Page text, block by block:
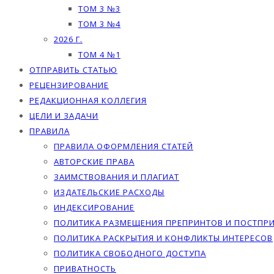
ТОМ 3 №3
ТОМ 3 №4
2026 Г.
ТОМ 4 №1
ОТПРАВИТЬ СТАТЬЮ
РЕЦЕНЗИРОВАНИЕ
РЕДАКЦИОННАЯ КОЛЛЕГИЯ
ЦЕЛИ И ЗАДАЧИ
ПРАВИЛА
ПРАВИЛА ОФОРМЛЕНИЯ СТАТЕЙ
АВТОРСКИЕ ПРАВА
ЗАИМСТВОВАНИЯ И ПЛАГИАТ
ИЗДАТЕЛЬСКИЕ РАСХОДЫ
ИНДЕКСИРОВАНИЕ
ПОЛИТИКА РАЗМЕЩЕНИЯ ПРЕПРИНТОВ И
ПОЛИТИКА РАСКРЫТИЯ И КОНФЛИКТЫ ИНТЕРЕСОВ
ПОЛИТИКА СВОБОДНОГО ДОСТУПА
ПРИВАТНОСТЬ